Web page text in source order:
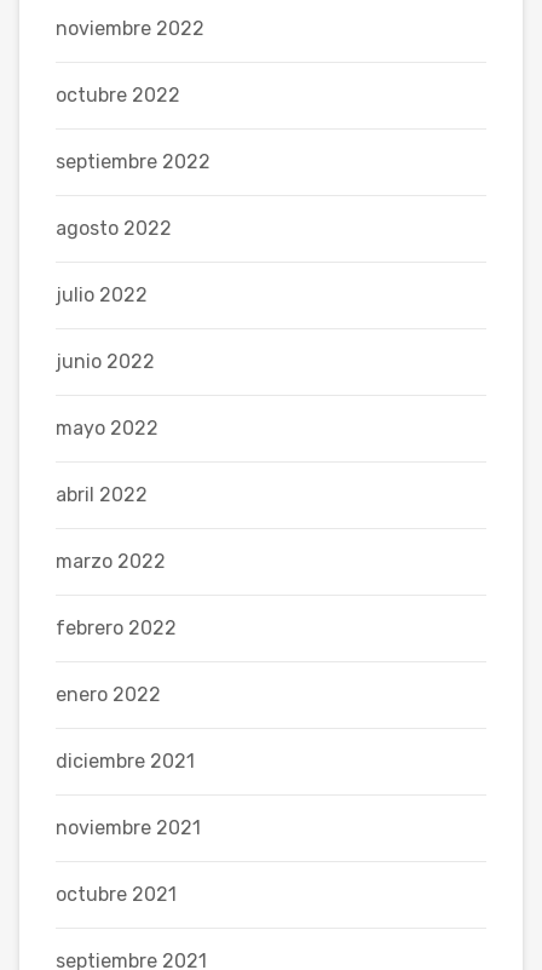
noviembre 2022
octubre 2022
septiembre 2022
agosto 2022
julio 2022
junio 2022
mayo 2022
abril 2022
marzo 2022
febrero 2022
enero 2022
diciembre 2021
noviembre 2021
octubre 2021
septiembre 2021